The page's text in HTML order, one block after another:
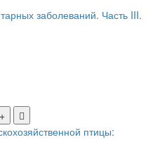
заболеваний. Часть III.